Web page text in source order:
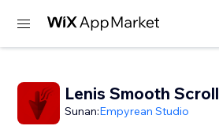
Lenis Smooth Scroll
Sunan:Empyrean Studio